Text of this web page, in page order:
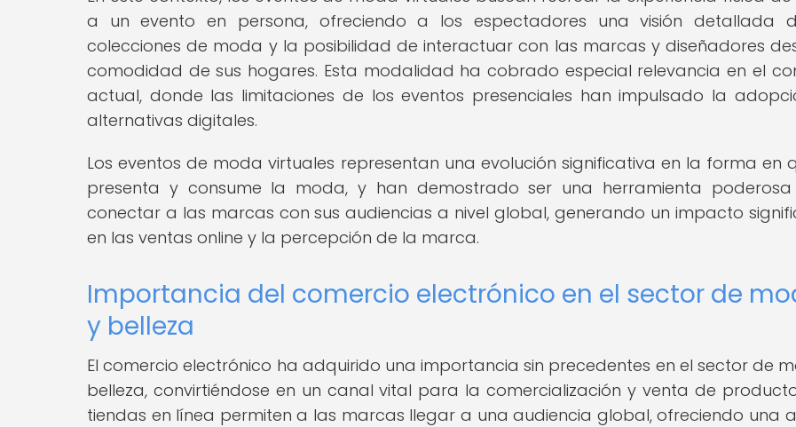
a un evento en persona, ofreciendo a los espectadores una visión detallada
colecciones de moda y la posibilidad de interactuar con las marcas y diseñadores
comodidad de sus hogares. Esta modalidad ha cobrado especial relevancia en el
actual, donde las limitaciones de los eventos presenciales han impulsado la
alternativas digitales.
Los eventos de moda virtuales representan una evolución significativa en la forma en
presenta y consume la moda, y han demostrado ser una herramienta
conectar a las marcas con sus audiencias a nivel global, generando un impacto
en las ventas online y la percepción de la marca.
Importancia del comercio electrónico en el sector de
y belleza
El comercio electrónico ha adquirido una importancia sin precedentes en el sector de
belleza, convirtiéndose en un canal vital para la comercialización y venta de
tiendas en línea permiten a las marcas llegar a una audiencia global, ofreciendo una